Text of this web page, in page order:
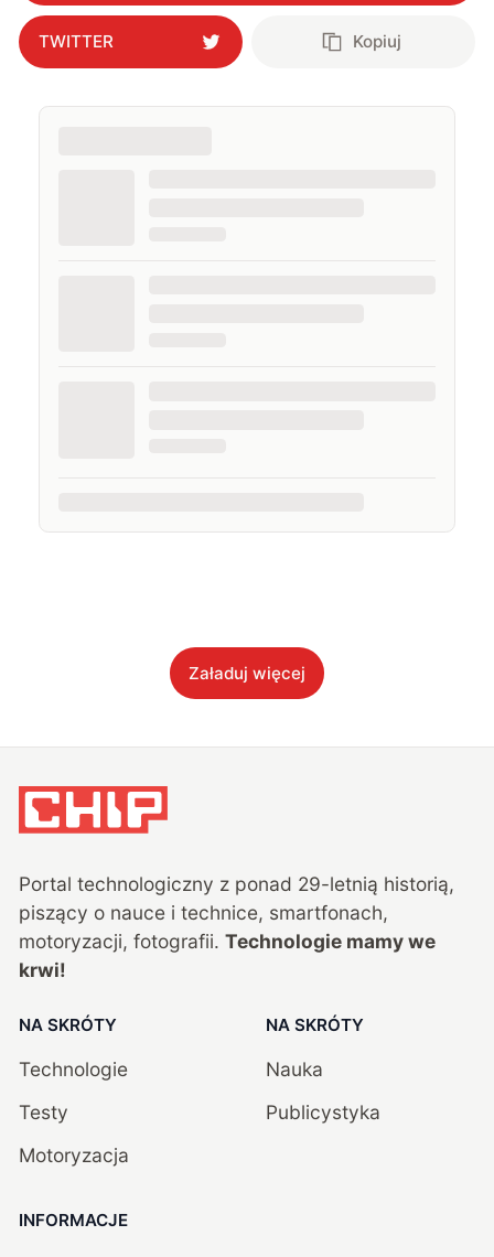
TWITTER Kopiuj
Załaduj więcej
Portal technologiczny z ponad 29-letnią historią,
piszący o nauce i technice, smartfonach,
motoryzacji, fotografii. Technologie mamy we
krwi!
NA SKRÓTY
Technologie
Testy
Motoryzacja
NA SKRÓTY
Nauka
Publicystyka
INFORMACJE